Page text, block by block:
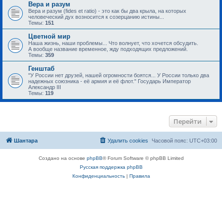
Вера и разум
Вера и разум (fides et ratio) - это как бы два крыла, на которых
человеческий дух возносится к созерцанию истины...
Темы: 151
Цветной мир
Наша жизнь, наши проблемы... Что волнует, что хочется обсудить.
А вообще название временное, жду подходящих предложений.
Темы: 359
Генштаб
"У России нет друзей, нашей огромности боятся... У России только два
надежных союзника - её армия и её флот." Государь Император
Александр III
Темы: 119
Перейти
Шантара Часовой пояс: UTC+03:00
Удалить cookies
Создано на основе phpBB® Forum Software © phpBB Limited
Русская поддержка phpBB
Конфиденциальность| Правила